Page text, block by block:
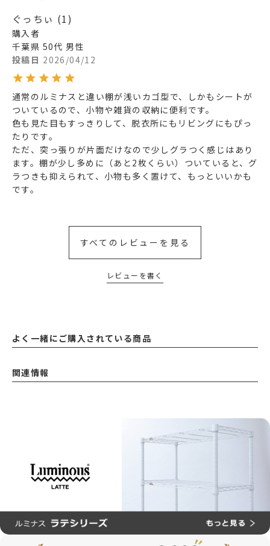
ぐっちぃ 1
購入者
千葉県 50代 男性
投稿日 2026/04/12
通常のルミナスと違い棚が浅いカゴ型で、しかもシートが
ついているので、小物や雑貨の収納に便利です。
色も見た目もすっきりして、脱衣所にもリビングにもぴっ
たりです。
ただ、突っ張りが片面だけなので少しグラつく感じはあり
ます。棚が少し多めに（あと2枚くらい）ついていると、グ
ラつきも抑えられて、小物も多く置けて、もっといいかも
です。
すべてのレビューを見る
レビューを書く
よく一緒にご購入されている商品
関連情報